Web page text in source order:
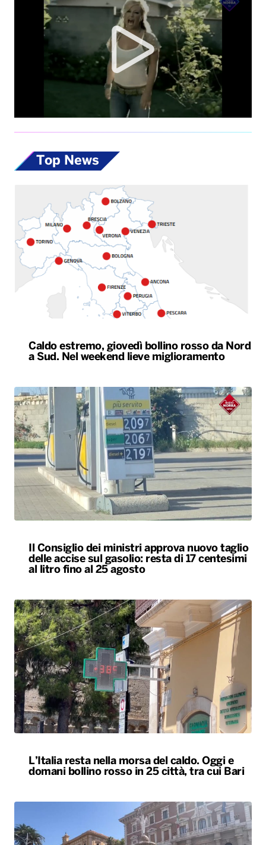
Top News
Caldo estremo, giovedì bollino rosso da Nord
a Sud. Nel weekend lieve miglioramento
Il Consiglio dei ministri approva nuovo taglio
delle accise sul gasolio: resta di 17 centesimi
al litro fino al 25 agosto
L’Italia resta nella morsa del caldo. Oggi e
domani bollino rosso in 25 città, tra cui Bari